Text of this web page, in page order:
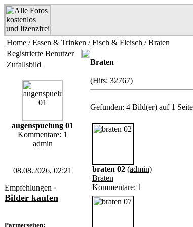
Home /Essen & Trinken /Fisch & Fleisch / Braten
Registrierte Benutzer
Zufallsbild
augenspuelung 01
Kommentare: 1
admin
08.08.2026, 02:21
Empfehlungen *
Bilder kaufen
Partnerseiten:
Braten
(Hits: 32767)
Gefunden: 4 Bild(er) auf 1
braten 02 (admin)
Braten
Kommentare: 1